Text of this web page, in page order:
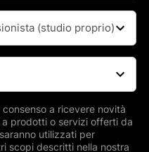
a ricevere novità
prodotti o servizi offerti da
utilizzati per
scopi descritti nella nostra